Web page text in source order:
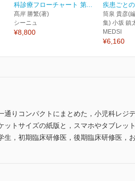
科診療フローチャート 第...
髙岸 勝繁(著)
シーニュ
¥8,800
疾患ごと
筒泉 貴彦(
集) 小坂 鎮
MEDSI
¥6,160
通りコンパクトにまとめた，小児科レ
ットサイズの紙版と，スマホやタブレ
生，初期臨床研修医，後期臨床研修医，